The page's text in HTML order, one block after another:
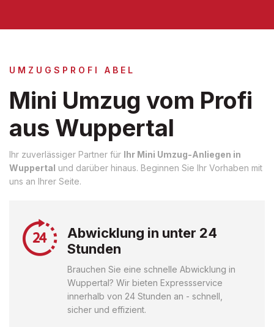
UMZUGSPROFI ABEL
Mini Umzug vom Profi
aus Wuppertal
Ihr zuverlässiger Partner für Ihr Mini Umzug-Anliegen in
Wuppertal und darüber hinaus. Beginnen Sie Ihr Vorhaben mit
uns an Ihrer Seite.
Abwicklung in unter 24
Stunden
Brauchen Sie eine schnelle Abwicklung in
Wuppertal? Wir bieten Expressservice
innerhalb von 24 Stunden an - schnell,
sicher und effizient.